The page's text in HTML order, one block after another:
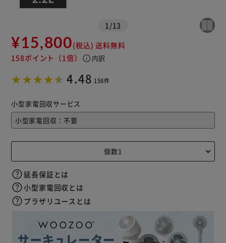
1 /13
¥15,800(税込) 送料無料
158ポイント （1倍） info 内訳
4.48 158件
小型家電回収サービス
延長保証とは
小型家電回収とは
プラザリユースとは
カートに入れる